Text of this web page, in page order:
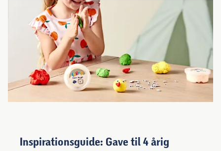
Inspirationsguide: Gave til 4 årig